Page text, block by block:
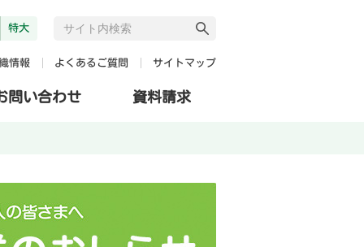
特大
情報 よくあるご質問 サイトマップ
問い合わせ 資料請求